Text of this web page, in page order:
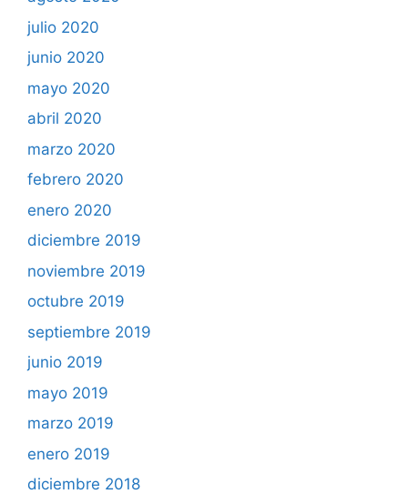
julio 2020
junio 2020
mayo 2020
abril 2020
marzo 2020
febrero 2020
enero 2020
diciembre 2019
noviembre 2019
octubre 2019
septiembre 2019
junio 2019
mayo 2019
marzo 2019
enero 2019
diciembre 2018